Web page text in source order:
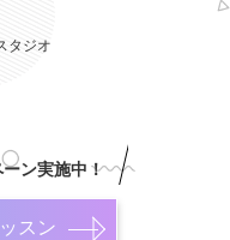
タジオ
ン実施中！
スン